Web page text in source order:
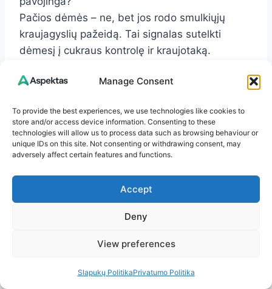
Manage Consent
To provide the best experiences, we use technologies like cookies to
store and/or access device information. Consenting to these
technologies will allow us to process data such as browsing behaviour or
unique IDs on this site. Not consenting or withdrawing consent, may
adversely affect certain features and functions.
Accept
Deny
View preferences
Slapukų PolitikaPrivatumo Politika
Pačios dėmės – ne, bet jos rodo smulkiųjų
kraujagyslių pažeidą. Tai signalas sutelkti
dėmesį į cukraus kontrolę ir kraujotaką.
Kaip atskirti nagų pageltimą nuo grybelio?
krašto, nagas tampa trapus, sluoksniuojasi. Jei
pasėliai neigiami, o nagai vis tiek geltonuoja –
verta įtarti mikrocirkuliacijos ir glikacijos poveikį.
Ar erupcinė ksantomatozė užkrečiama?
Ne. Tai metabolinis bėrimas dėl labai aukštų
trigliceridų ir gliukozės. Būtina tirti ir gydyti –
dažnai prireikia skubių veiksmų.
Kodėl niežti oda naktį?